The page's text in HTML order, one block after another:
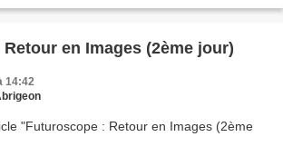
en Images (2ème jour)
14:42